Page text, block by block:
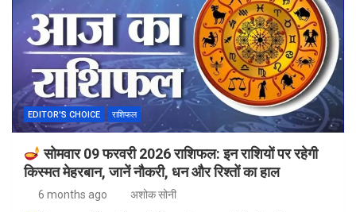
EDITOR'S CHOICE राशिफल
सोमवार 09 फरवरी 2026 राशिफल: इन राशियों पर रहेगी
किस्मत मेहरबान, जानें नौकरी, धन और रिश्तों का हाल
6 months ago अशोक सोनी